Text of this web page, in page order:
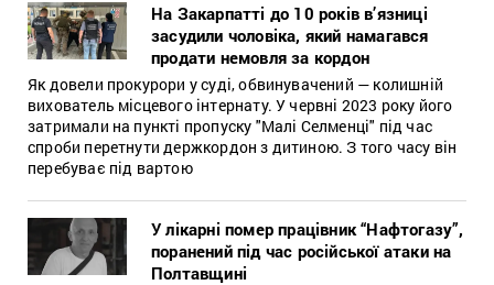
На Закарпатті до 10 років в’язниці
засудили чоловіка, який намагався
продати немовля за кордон
Як довели прокурори у суді, обвинувачений — колишній
вихователь місцевого інтернату. У червні 2023 року його
затримали на пункті пропуску "Малі Селменці" під час
спроби перетнути держкордон з дитиною. З того часу він
перебуває під вартою
У лікарні помер працівник “Нафтогазу”,
поранений під час російської атаки на
Полтавщині